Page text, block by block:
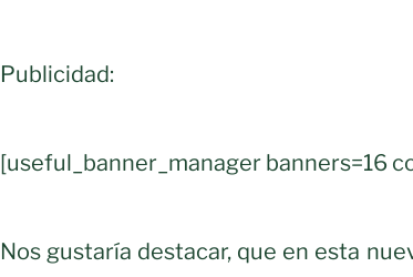
Publicidad:
[useful_banner_manager banners=16
Nos gustaría destacar, que en esta